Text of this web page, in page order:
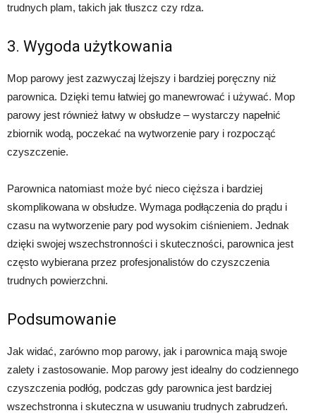
trudnych plam, takich jak tłuszcz czy rdza.
3. Wygoda użytkowania
Mop parowy jest zazwyczaj lżejszy i bardziej poręczny niż
parownica. Dzięki temu łatwiej go manewrować i używać. Mop
parowy jest również łatwy w obsłudze – wystarczy napełnić
zbiornik wodą, poczekać na wytworzenie pary i rozpocząć
czyszczenie.
Parownica natomiast może być nieco cięższa i bardziej
skomplikowana w obsłudze. Wymaga podłączenia do prądu i
czasu na wytworzenie pary pod wysokim ciśnieniem. Jednak
dzięki swojej wszechstronności i skuteczności, parownica jest
często wybierana przez profesjonalistów do czyszczenia
trudnych powierzchni.
Podsumowanie
Jak widać, zarówno mop parowy, jak i parownica mają swoje
zalety i zastosowanie. Mop parowy jest idealny do codziennego
czyszczenia podłóg, podczas gdy parownica jest bardziej
wszechstronna i skuteczna w usuwaniu trudnych zabrudzeń.